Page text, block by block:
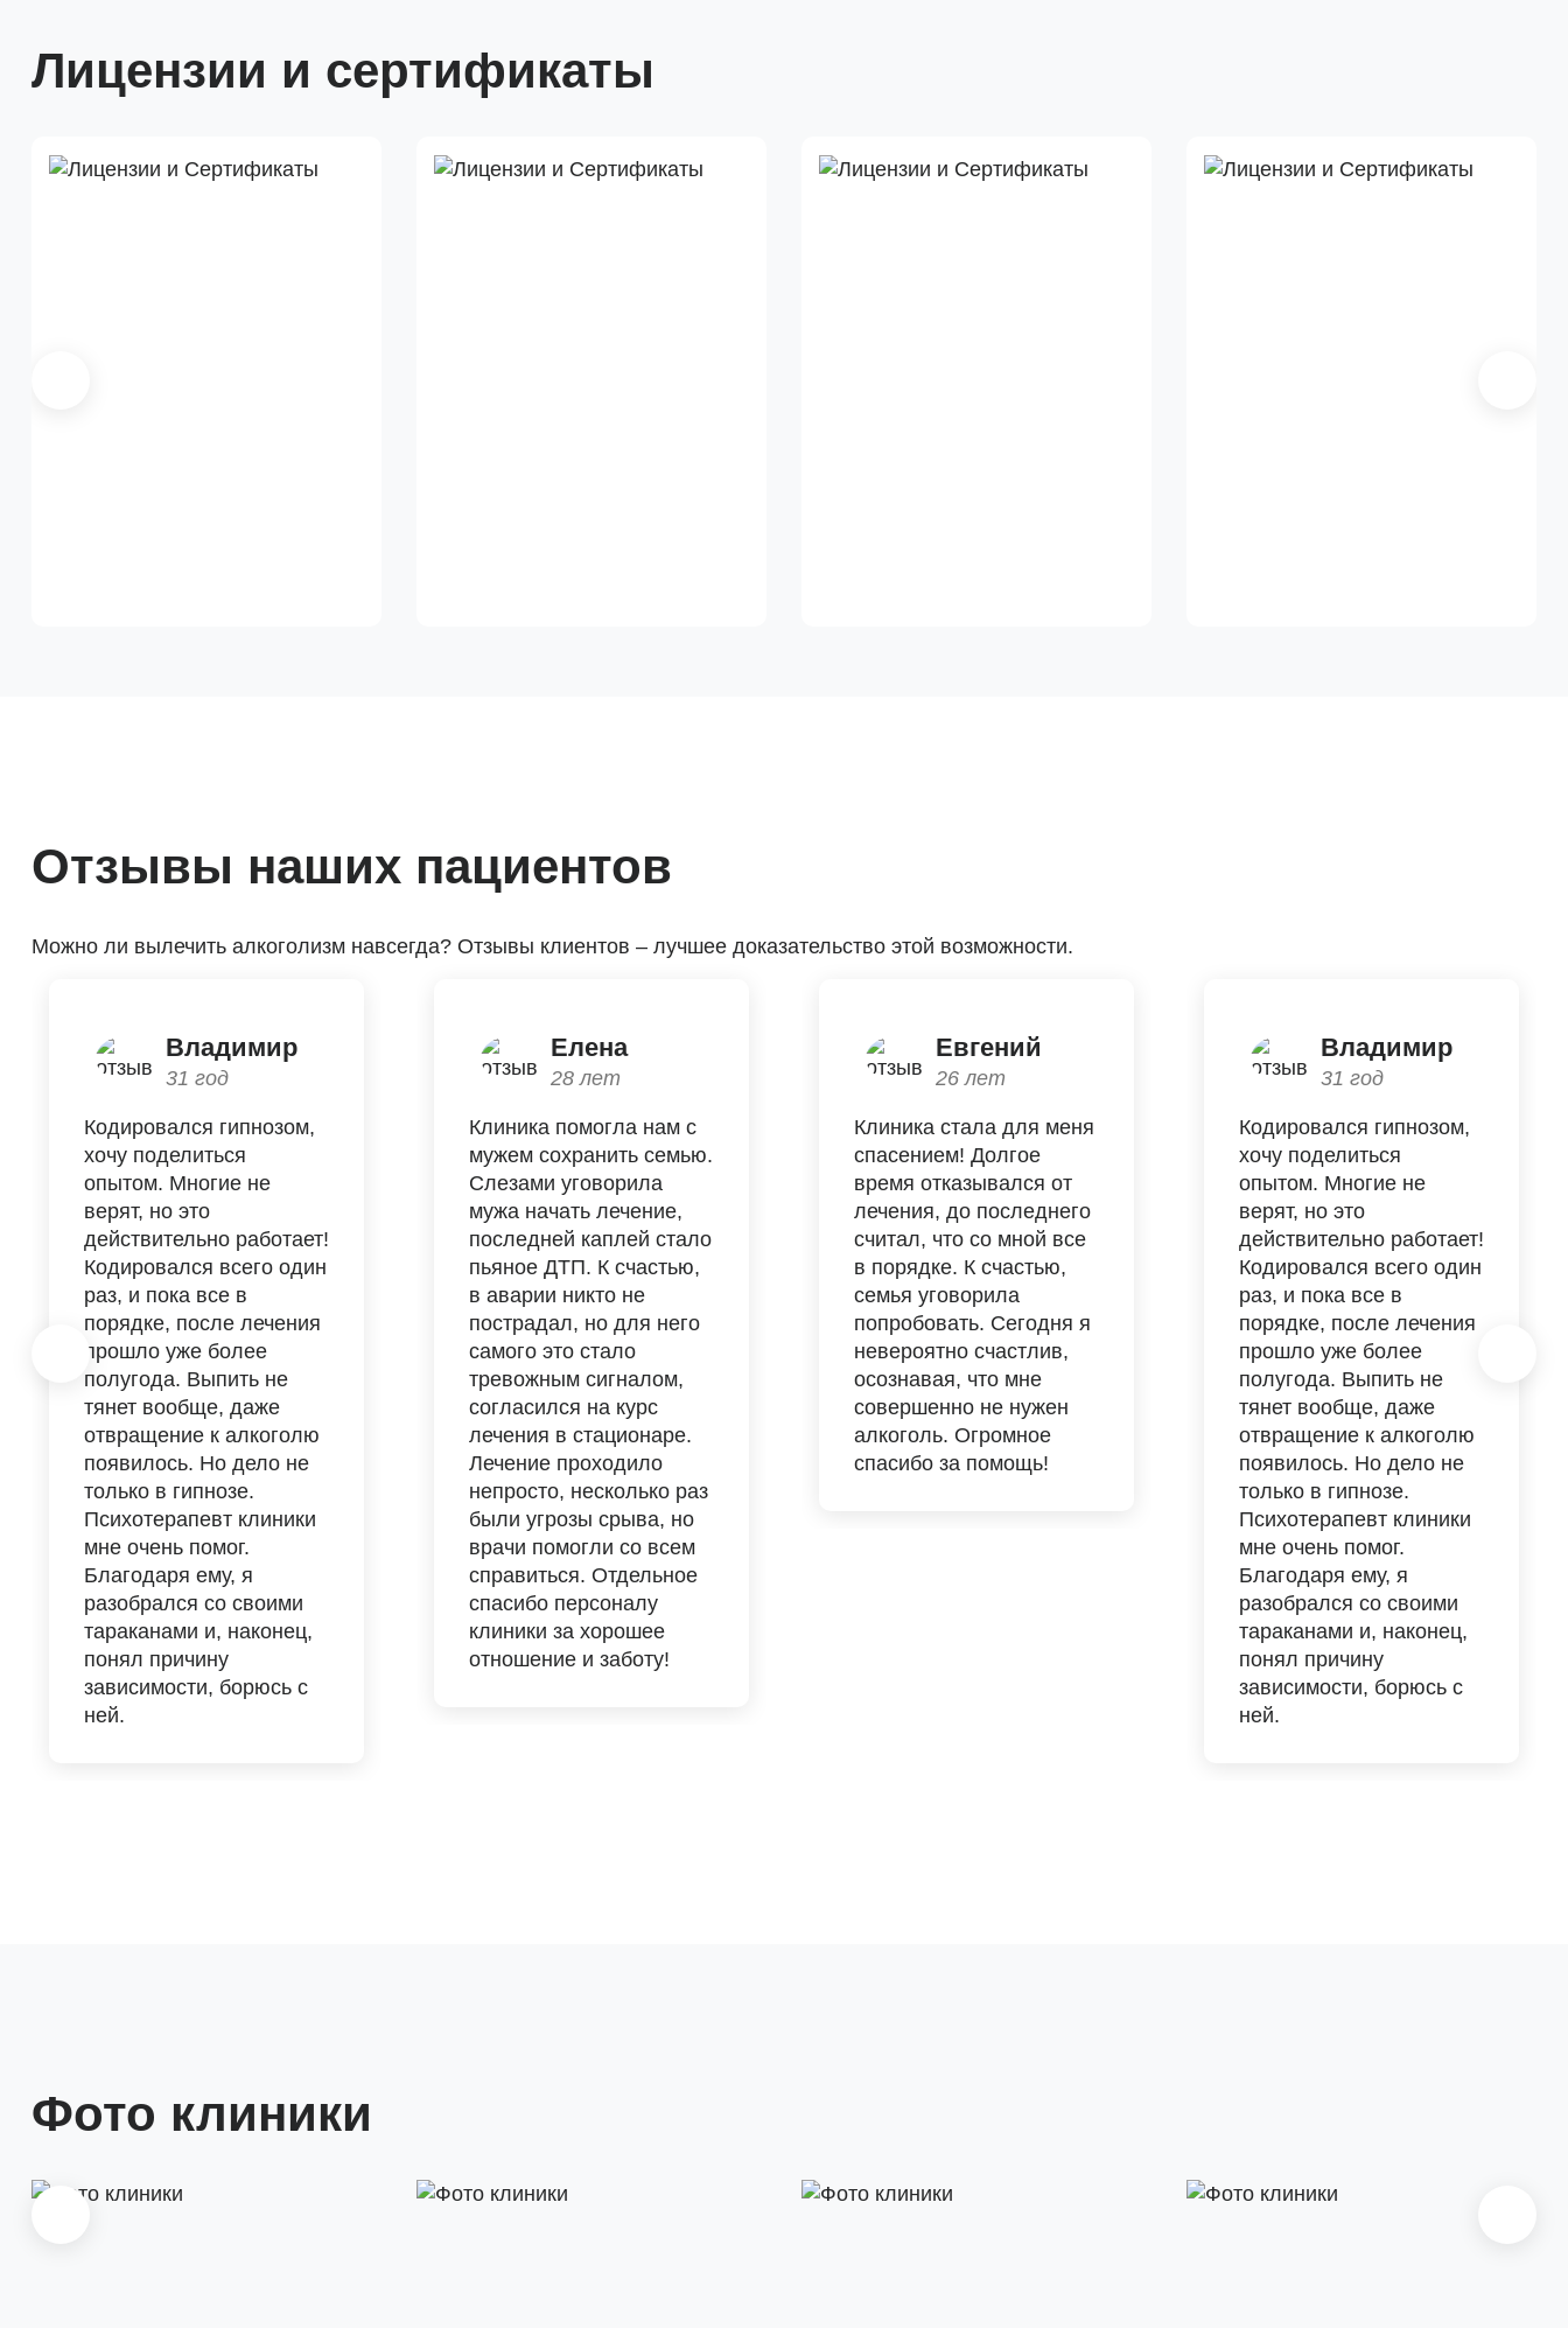
Лицензии и сертификаты
Отзывы наших пациентов
Можно ли вылечить алкоголизм навсегда? Отзывы клиентов – лучшее доказательство этой возможности.
Владимир
31 год
Кодировался гипнозом,
хочу поделиться
опытом. Многие не
верят, но это
действительно работает!
Кодировался всего один
раз, и пока все в
порядке, после лечения
прошло уже более
полугода. Выпить не
тянет вообще, даже
отвращение к алкоголю
появилось. Но дело не
только в гипнозе.
Психотерапевт клиники
мне очень помог.
Благодаря ему, я
разобрался со своими
тараканами и, наконец,
понял причину
зависимости, борюсь с
ней.
Елена
28 лет
Клиника помогла нам с
мужем сохранить семью.
Слезами уговорила
мужа начать лечение,
последней каплей стало
пьяное ДТП. К счастью,
в аварии никто не
пострадал, но для него
самого это стало
тревожным сигналом,
согласился на курс
лечения в стационаре.
Лечение проходило
непросто, несколько раз
были угрозы срыва, но
врачи помогли со всем
справиться. Отдельное
спасибо персоналу
клиники за хорошее
отношение и заботу!
Евгений
26 лет
Клиника стала для меня
спасением! Долгое
время отказывался от
лечения, до последнего
считал, что со мной все
в порядке. К счастью,
семья уговорила
попробовать. Сегодня я
невероятно счастлив,
осознавая, что мне
совершенно не нужен
алкоголь. Огромное
спасибо за помощь!
Владимир
31 год
Кодировался гипнозом,
хочу поделиться
опытом. Многие не
верят, но это
действительно работает!
Кодировался всего один
раз, и пока все в
порядке, после лечения
прошло уже более
полугода. Выпить не
тянет вообще, даже
отвращение к алкоголю
появилось. Но дело не
только в гипнозе.
Психотерапевт клиники
мне очень помог.
Благодаря ему, я
разобрался со своими
тараканами и, наконец,
понял причину
зависимости, борюсь с
ней.
Фото клиники